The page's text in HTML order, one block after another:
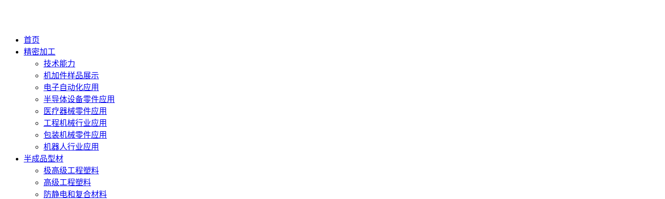
首页
精密加工
技术能力
机加件样品展示
电子自动化应用
半导体设备零件应用
医疗器械零件应用
工程机械行业应用
包装机械零件应用
机器人行业应用
半成品型材
极高级工程塑料
高级工程塑料
防静电和复合材料